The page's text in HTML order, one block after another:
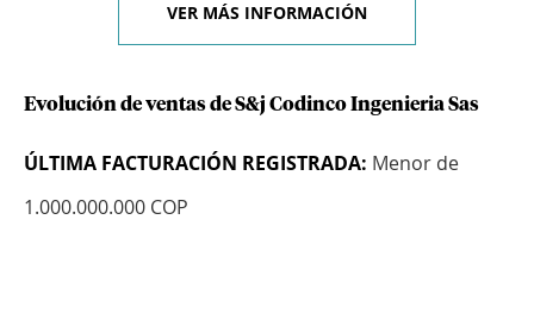
VER MÁS INFORMACIÓN
Evolución de ventas de S&j Codinco Ingenieria Sas
ÚLTIMA FACTURACIÓN REGISTRADA: Menor de
1.000.000.000 COP